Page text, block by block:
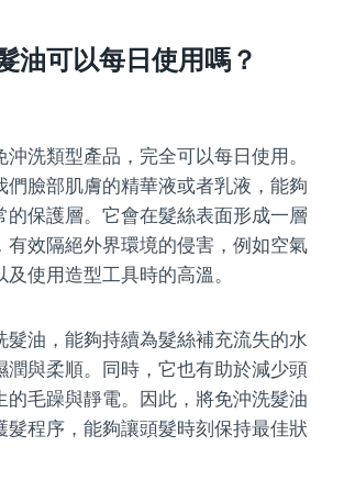
油可以每日使用嗎？
洗類型產品，完全可以每日使用。
們臉部肌膚的精華液或者乳液，能夠
的保護層。它會在髮絲表面形成一層
有效隔絕外界環境的侵害，例如空氣
使用造型工具時的高溫。
髮油，能夠持續為髮絲補充流失的水
潤與柔順。同時，它也有助於減少頭
的毛躁與靜電。因此，將免沖洗髮油
髮程序，能夠讓頭髮時刻保持最佳狀